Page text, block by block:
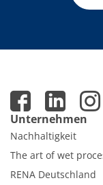
Unternehmen
Nachhaltigkeit
The art of wet
RENA Deutschland